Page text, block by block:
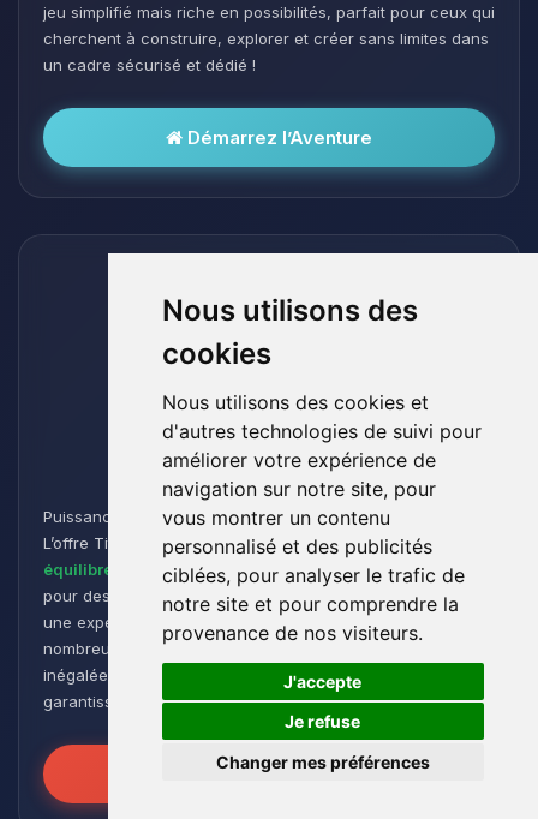
Nous utilisons des
cookies
Nous utilisons des cookies et
d'autres technologies de suivi pour
améliorer votre expérience de
navigation sur notre site, pour
vous montrer un contenu
personnalisé et des publicités
ciblées, pour analyser le trafic de
notre site et pour comprendre la
provenance de nos visiteurs.
J'accepte
Je refuse
Changer mes préférences
jeu simplifié mais riche en possibilités, parfait pour ceux qui
cherchent à construire, explorer et créer sans limites dans
un cadre sécurisé et dédié !
Démarrez l’Aventure
Titan
Puissance et Endurance pour les Aventuriers de Minecraft :
L’offre Titan est conçue pour les joueurs cherchant un
équilibre parfait entre performance et flexibilité. Idéale
pour des
groupes de taille moyenne à grande
, elle offre
une expérience de jeu fluide et réactive, même avec de
nombreux plugins et modpacks. Profitez d’une stabilité
inégalée pour des sessions de jeu intenses et prolongées,
garantissant que vos mondes restent robustes et réactifs !
Libérez la Puissance
🍪